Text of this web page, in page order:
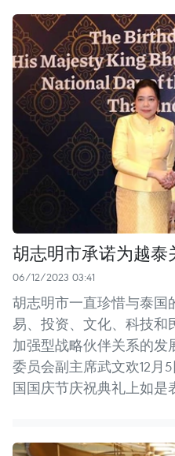
胡志明市承诺为越泰
06/12/2023 03:41
胡志明市一直珍惜与泰国
易、投资、文化、科技和
加强型战略伙伴关系的发
委员会副主席武文欢12月
国国庆节庆祝典礼上如是